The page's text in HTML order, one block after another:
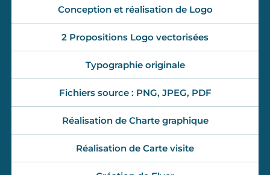
Conception et réalisation de Logo
2 Propositions Logo vectorisées
Typographie originale
Fichiers source : PNG, JPEG, PDF
Réalisation de Charte graphique
Réalisation de Carte visite